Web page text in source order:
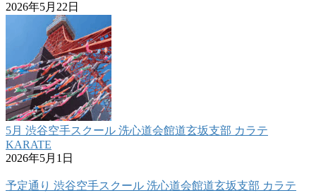
2026年5月22日
5月 渋谷空手スクール 洗心道会館道玄坂支部 カラテ
KARATE
2026年5月1日
予定通り 渋谷空手スクール 洗心道会館道玄坂支部 カラテ